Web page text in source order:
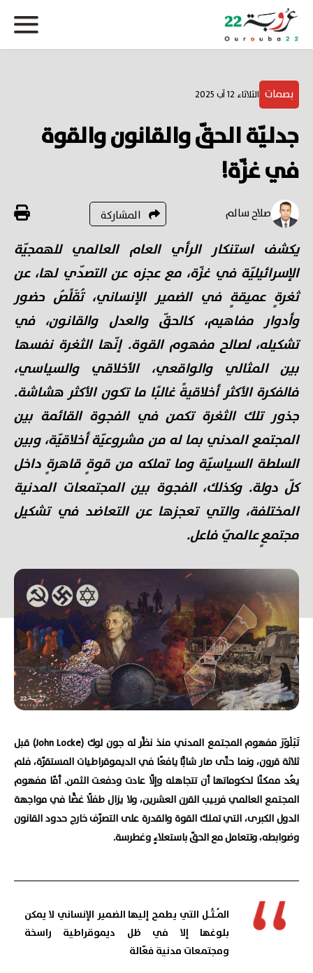
بصمات الثلاثاء 12 آب 2025
جدليّة الحقّ والقانون والقوة
في غزّة!
صلاح سالم المشاركة
يكشف استنكار الرأي العام العالمي للهمجيّة
الإسرائيليّة في غزّة، مع عجزه عن التصدّي لها، عن
ثغرةٍ عميقةٍ في الضمير الإنساني، تُقَلِّصُ حضور
وأدوار مفاهيم، كالحقّ والعدل والقانون، في
تشكيله، لصالح مفهوم القوة. إنّها الثغرة نفسها
بين المثالي والواقعي، الأخلاقي والسياسي،
فالفكرة الأكثر أخلاقيةً غالبًا ما تكون الأكثر هشاشة.
جذور تلك الثغرة تكمن في الفجوة القائمة بين
المجتمع المدني بما له من مشروعيّة أخلاقيّة، وبين
السلطة السياسيّة وما تملكه من قوةٍ قاهرةٍ داخل
كلّ دولة. وكذلك، الفجوة بين المجتمعات المدنية
المختلفة، والتي تعجزها عن التعاضد في تشكيل
مجتمعٍ عالميّ فاعل.
تَبَلْوَرَ مفهوم المجتمع المدني منذ نظَّر له جون لوك (John Locke) قبل
ثلاثة قرون، ونما حتّى صار شابًّا يافعًا في الديموقراطيات المستقرّة، فلم
يعُد ممكنًا لحكوماتها أن تتجاهله وإلّا عادت ودفعت الثمن. أمّا مفهوم
المجتمع العالمي فربيب القرن العشرين، ولا يزال طفلًا غضًّا في مواجهة
الدول الكبرى، التي تملك القوة والقدرة على التصرّف خارج حدود القانون
وضوابطه، وتتعامل مع الحقّ باستعلاءٍ وغطرسة.
المُـثُـل التي يطمح إليها الضمير الإنساني لا يمكن
بلوغها إلا في ظل ديموقراطية راسخة
ومجتمعات مدنية فعّالة